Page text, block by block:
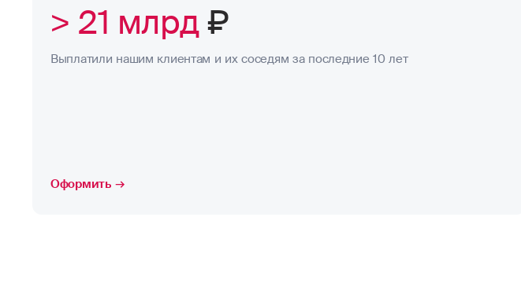
> 21 млрд₽
Выплатили нашим клиентам и их соседям за последние 10 лет
Оформить